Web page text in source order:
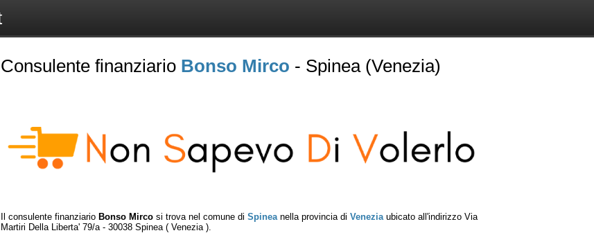
Consulente finanziario Bonso Mirco - Spinea (Venezia)
Il consulente finanziario Bonso Mirco si trova nel comune di Spinea nella provincia di Venezia ubicato all'indirizzo Via
Martiri Della Liberta' 79/a - 30038 Spinea ( Venezia ).